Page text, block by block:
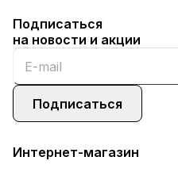
Подписаться
на новости и акции
Подписаться
Интернет-магазин